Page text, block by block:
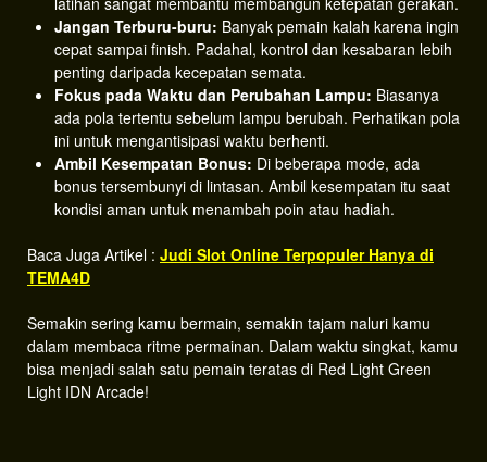
Jangan Terburu-buru: Banyak pemain kalah karena ingin
cepat sampai finish. Padahal, kontrol dan kesabaran lebih
penting daripada kecepatan semata.
Fokus pada Waktu dan Perubahan Lampu: Biasanya
ada pola tertentu sebelum lampu berubah. Perhatikan pola
ini untuk mengantisipasi waktu berhenti.
Ambil Kesempatan Bonus: Di beberapa mode, ada
bonus tersembunyi di lintasan. Ambil kesempatan itu saat
kondisi aman untuk menambah poin atau hadiah.
Baca Juga Artikel : Judi Slot Online Terpopuler Hanya di
TEMA4D
Semakin sering kamu bermain, semakin tajam naluri kamu
dalam membaca ritme permainan. Dalam waktu singkat, kamu
bisa menjadi salah satu pemain teratas di Red Light Green
Light IDN Arcade!